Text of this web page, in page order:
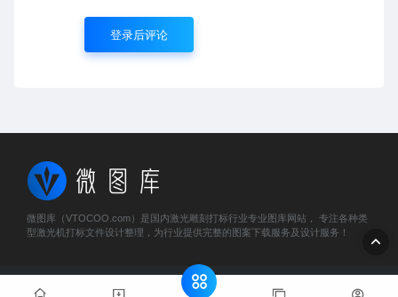
登录后评论
微图库（VTOCOO.com）是国内激光雕刻打标行业专业图库网站， 专注各种类
型激光机打标文件设计整理，为行业提供完整的图案下载服务及设计服务！
© 2023 微图库 - vtocoo.com & Lancer . All rights reserved